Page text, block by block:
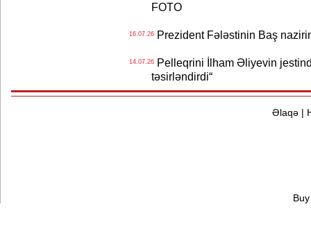
FOTO
16.07.26Prezident Fələstinin Baş
14.07.26Pelleqrini İlham Əliyevin
təsirləndirdi“
Əlaqə|